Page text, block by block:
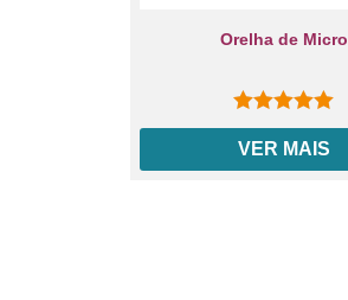
Orelha de Micro
0out of 5
VER MAIS